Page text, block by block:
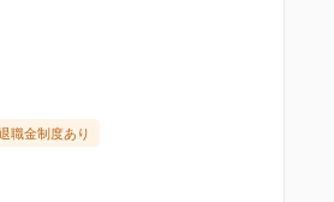
職金制度あり